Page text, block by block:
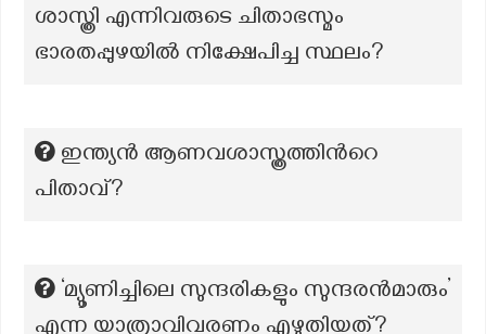
ശാസ്ത്രി എന്നിവരുടെ ചിതാഭസ്മം
ഭാരതപ്പുഴയിൽ നിക്ഷേപിച്ച സ്ഥലം?
ഇന്ത്യന്‍ ആണവശാസ്ത്രത്തിന്‍റെ
പിതാവ്?
‘മ്യൂണിച്ചിലെ സുന്ദരികളും സുന്ദരൻമാരും’